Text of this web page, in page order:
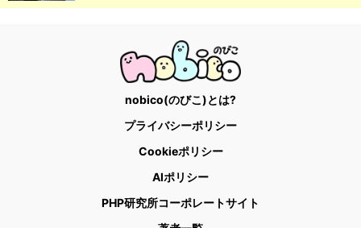
nobico(のびこ)とは?
プライバシーポリシー
Cookieポリシー
AIポリシー
PHP研究所コーポレートサイト